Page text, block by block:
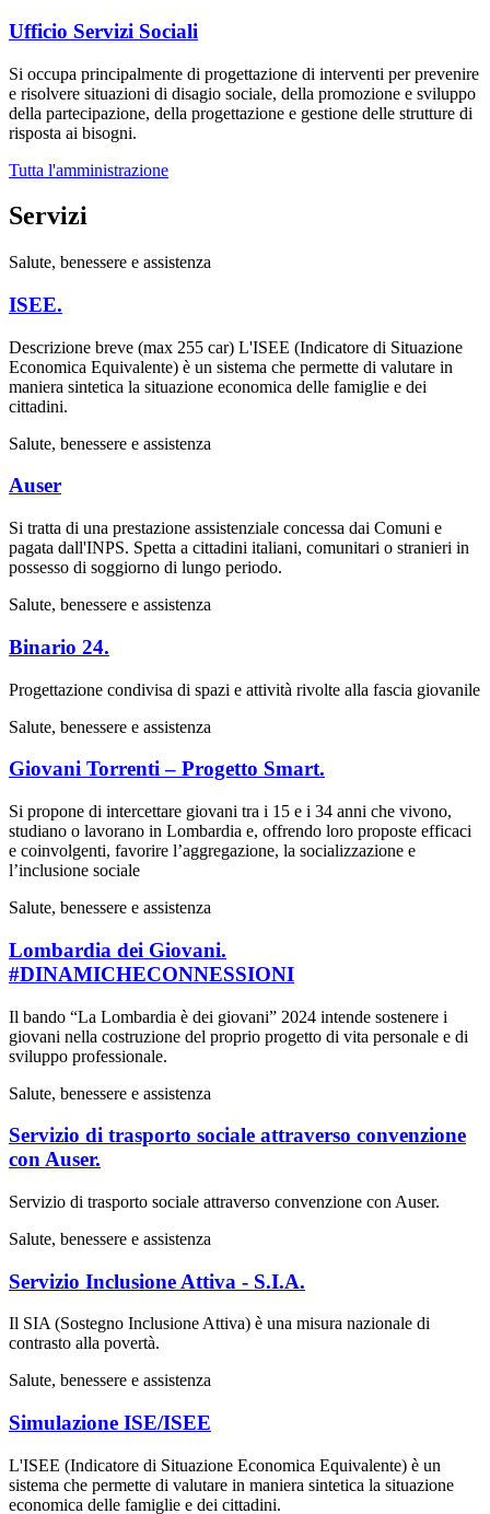
Ufficio Servizi Sociali
Si occupa principalmente di progettazione di interventi per prevenire
e risolvere situazioni di disagio sociale, della promozione e sviluppo
della partecipazione, della progettazione e gestione delle strutture di
risposta ai bisogni.
Tutta l'amministrazione
Servizi
Salute, benessere e assistenza
ISEE.
Descrizione breve (max 255 car) L'ISEE (Indicatore di Situazione
Economica Equivalente) è un sistema che permette di valutare in
maniera sintetica la situazione economica delle famiglie e dei
cittadini.
Salute, benessere e assistenza
Auser
Si tratta di una prestazione assistenziale concessa dai Comuni e
pagata dall'INPS. Spetta a cittadini italiani, comunitari o stranieri in
possesso di soggiorno di lungo periodo.
Salute, benessere e assistenza
Binario 24.
Progettazione condivisa di spazi e attività rivolte alla fascia giovanile
Salute, benessere e assistenza
Giovani Torrenti – Progetto Smart.
Si propone di intercettare giovani tra i 15 e i 34 anni che vivono,
studiano o lavorano in Lombardia e, offrendo loro proposte efficaci
e coinvolgenti, favorire l’aggregazione, la socializzazione e
l’inclusione sociale
Salute, benessere e assistenza
Lombardia dei Giovani.
#DINAMICHECONNESSIONI
Il bando “La Lombardia è dei giovani” 2024 intende sostenere i
giovani nella costruzione del proprio progetto di vita personale e di
sviluppo professionale.
Salute, benessere e assistenza
Servizio di trasporto sociale attraverso convenzione
con Auser.
Servizio di trasporto sociale attraverso convenzione con Auser.
Salute, benessere e assistenza
Servizio Inclusione Attiva - S.I.A.
Il SIA (Sostegno Inclusione Attiva) è una misura nazionale di
contrasto alla povertà.
Salute, benessere e assistenza
Simulazione ISE/ISEE
L'ISEE (Indicatore di Situazione Economica Equivalente) è un
sistema che permette di valutare in maniera sintetica la situazione
economica delle famiglie e dei cittadini.